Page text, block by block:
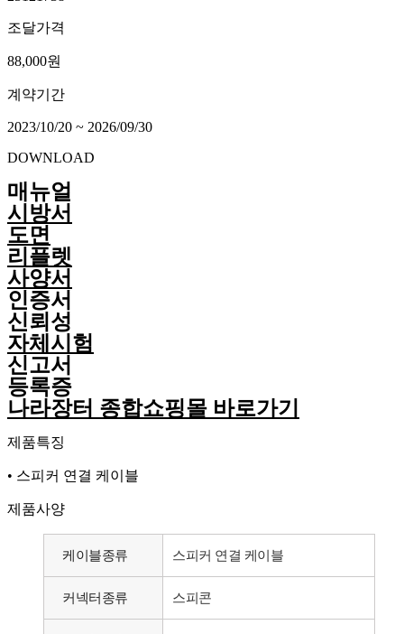
조달가격
88,000원
계약기간
2023/10/20 ~ 2026/09/30
DOWNLOAD
매뉴얼
시방서
도면
리플렛
사양서
인증서
신뢰성
자체시험
신고서
등록증
나라장터 종합쇼핑몰 바로가기
제품특징
• 스피커 연결 케이블
제품사양
케이블종류 스피커 연결 케이블
커넥터종류 스피콘